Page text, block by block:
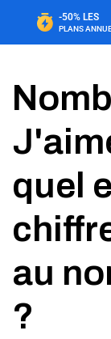
-50% LES
PLANS
quel
au
?